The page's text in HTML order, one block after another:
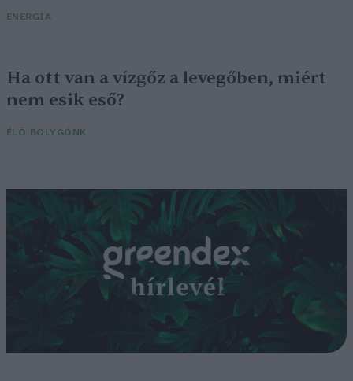
ENERGIA
Ha ott van a vízgőz a levegőben, miért
nem esik eső?
ÉLŐ BOLYGÓNK